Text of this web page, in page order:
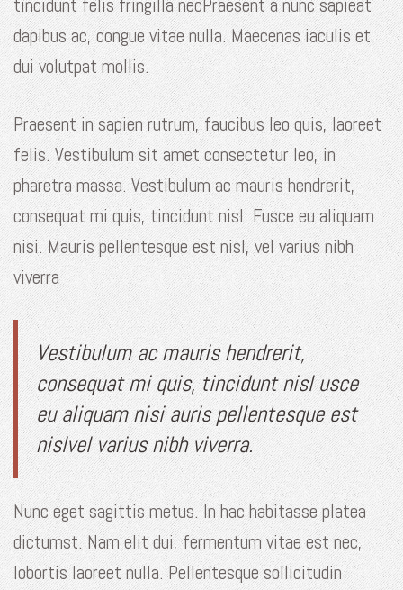
tincidunt felis fringilla necPraesent a nunc sapieat
dapibus ac, congue vitae nulla. Maecenas iaculis et
dui volutpat mollis.
Praesent in sapien rutrum, faucibus leo quis, laoreet
felis. Vestibulum sit amet consectetur leo, in
pharetra massa. Vestibulum ac mauris hendrerit,
consequat mi quis, tincidunt nisl. Fusce eu aliquam
nisi. Mauris pellentesque est nisl, vel varius nibh
viverra
Vestibulum ac mauris hendrerit,
consequat mi quis, tincidunt nisl usce
eu aliquam nisi auris pellentesque est
nislvel varius nibh viverra.
Nunc eget sagittis metus. In hac habitasse platea
dictumst. Nam elit dui, fermentum vitae est nec,
lobortis laoreet nulla. Pellentesque sollicitudin